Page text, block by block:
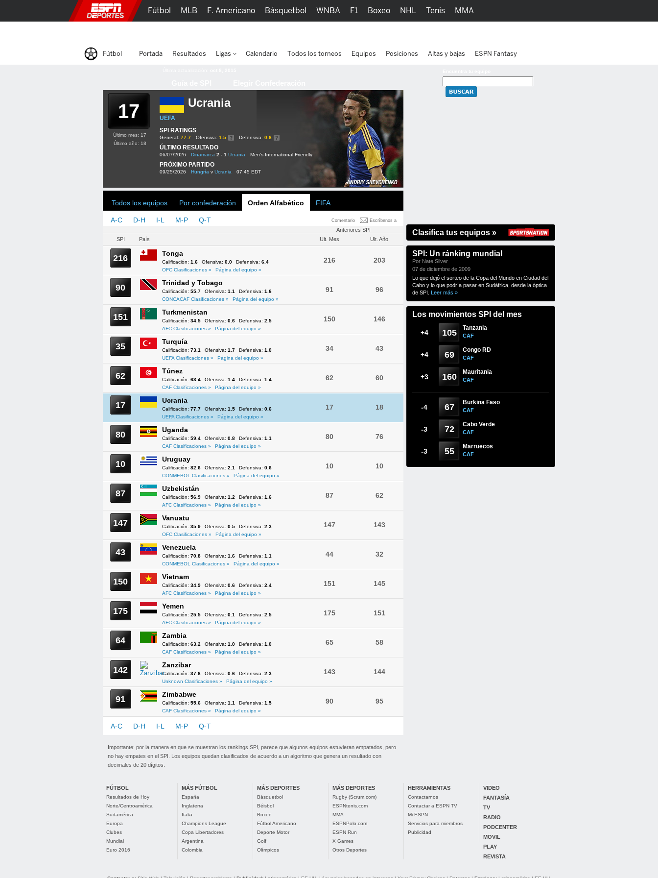
17 Ucrania
UEFA
SPI RATINGS
General: 77.7 Ofensiva: 1.5 Defensiva: 0.6
ÚLTIMO RESULTADO
06/07/2026 Dinamarca 2 - 1 Ucrania Men's International Friendly
PRÓXIMO PARTIDO
09/25/2026 Hungría v Ucrania 07:45 EDT
Último mes: 17
Último año: 18
Todos los equipos Por confederación Orden Alfabético FIFA
Comentario Escríbenos a
A-C D-H I-L M-P Q-T
Anteriores SPI
SPI
País Ult. Mes Ult. Año
216 Tonga
Calificación: 1.6 Ofensiva: 0.0 Defensiva: 6.4
OFC Clasificaciones »
Página del equipo »
216 203
90 Trinidad y Tobago
Calificación: 55.7 Ofensiva: 1.1 Defensiva: 1.6
CONCACAF Clasificaciones »
Página del equipo »
91 96
151 Turkmenistan
Calificación: 34.5 Ofensiva: 0.6 Defensiva: 2.5
AFC Clasificaciones »
Página del equipo »
150 146
35 Turquía
Calificación: 73.1 Ofensiva: 1.7 Defensiva: 1.0
UEFA Clasificaciones »
Página del equipo »
34 43
62 Túnez
Calificación: 63.4 Ofensiva: 1.4 Defensiva: 1.4
CAF Clasificaciones »
Página del equipo »
62 60
17 Ucrania
Calificación: 77.7 Ofensiva: 1.5 Defensiva: 0.6
UEFA Clasificaciones »
Página del equipo »
17 18
80 Uganda
Calificación: 59.4 Ofensiva: 0.8 Defensiva: 1.1
CAF Clasificaciones »
Página del equipo »
80 76
10 Uruguay
Calificación: 82.6 Ofensiva: 2.1 Defensiva: 0.6
CONMEBOL Clasificaciones »
Página del equipo »
10 10
87 Uzbekistán
Calificación: 56.9 Ofensiva: 1.2 Defensiva: 1.6
AFC Clasificaciones »
Página del equipo »
87 62
147 Vanuatu
Calificación: 35.9 Ofensiva: 0.5 Defensiva: 2.3
OFC Clasificaciones »
Página del equipo »
147 143
43 Venezuela
Calificación: 70.8 Ofensiva: 1.6 Defensiva: 1.1
CONMEBOL Clasificaciones »
Página del equipo »
44 32
150 Vietnam
Calificación: 34.9 Ofensiva: 0.6 Defensiva: 2.4
AFC Clasificaciones »
Página del equipo »
151 145
175 Yemen
Calificación: 25.5 Ofensiva: 0.1 Defensiva: 2.5
AFC Clasificaciones »
Página del equipo »
175 151
64 Zambia
Calificación: 63.2 Ofensiva: 1.0 Defensiva: 1.0
CAF Clasificaciones »
Página del equipo »
65 58
142 Zanzibar
Calificación: 37.6 Ofensiva: 0.6 Defensiva: 2.3
Unknown Clasificaciones »
Página del equipo »
143 144
91 Zimbabwe
Calificación: 55.6 Ofensiva: 1.1 Defensiva: 1.5
CAF Clasificaciones »
Página del equipo »
90 95
A-C D-H I-L M-P Q-T
Importante: por la manera en que se muestran los rankings SPI, parece que algunos equipos estuvieran empatados, pero
no hay empates en el SPI. Los equipos quedan clasificados de acuerdo a un algoritmo que genera un resultado con
decimales de 20 dígitos.
Clasifica tus equipos »
SPI: Un ránking mundial
Por Nate Silver
07 de diciembre de 2009
Lo que dejó el sorteo de la Copa del Mundo en Ciudad del
Cabo y lo que podría pasar en Sudáfrica, desde la óptica
de SPI. Leer más »
Los movimientos SPI del mes
+4 105 Tanzania
CAF
+4 69 Congo RD
CAF
+3 160 Mauritania
CAF
-4 67 Burkina Faso
CAF
-3 72 Cabo Verde
CAF
-3 55 Marruecos
CAF
FÚTBOL
Resultados de Hoy
Norte/Centroamérica
Sudamérica
Europa
Clubes
Mundial
Euro 2016
MÁS FÚTBOL
España
Inglaterra
Italia
Champions League
Copa Libertadores
Argentina
Colombia
MÁS DEPORTES
Básquetbol
Béisbol
Boxeo
Fútbol Americano
Deporte Motor
Golf
Olímpicos
MÁS DEPORTES
Rugby (Scrum.com)
ESPNtenis.com
MMA
ESPNPolo.com
ESPN Run
X Games
Otros Deportes
HERRAMIENTAS
Contactarnos
Contactar a ESPN TV
Mi ESPN
Servicios para miembros
Publicidad
VIDEO
FANTASÍA
TV
RADIO
PODCENTER
MOVIL
PLAY
REVISTA
Fútbol MLB F. Americano Básquetbol WNBA F1 Boxeo NHL Tenis MMA
Fútbol Portada Resultados Ligas Calendario Todos los torneos Equipos Posiciones Altas y bajas ESPN Fantasy